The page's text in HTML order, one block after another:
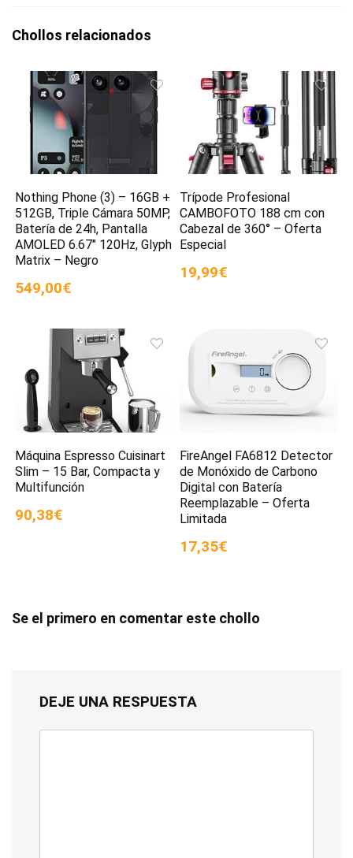
Chollos relacionados
Nothing Phone (3) – 16GB +
512GB, Triple Cámara 50MP,
Batería de 24h, Pantalla
AMOLED 6.67″ 120Hz, Glyph
Matrix – Negro
549,00€
Trípode Profesional
CAMBOFOTO 188 cm con
Cabezal de 360° – Oferta
Especial
19,99€
Máquina Espresso Cuisinart
Slim – 15 Bar, Compacta y
Multifunción
90,38€
FireAngel FA6812 Detector
de Monóxido de Carbono
Digital con Batería
Reemplazable – Oferta
Limitada
17,35€
Se el primero en comentar este chollo
DEJE UNA RESPUESTA